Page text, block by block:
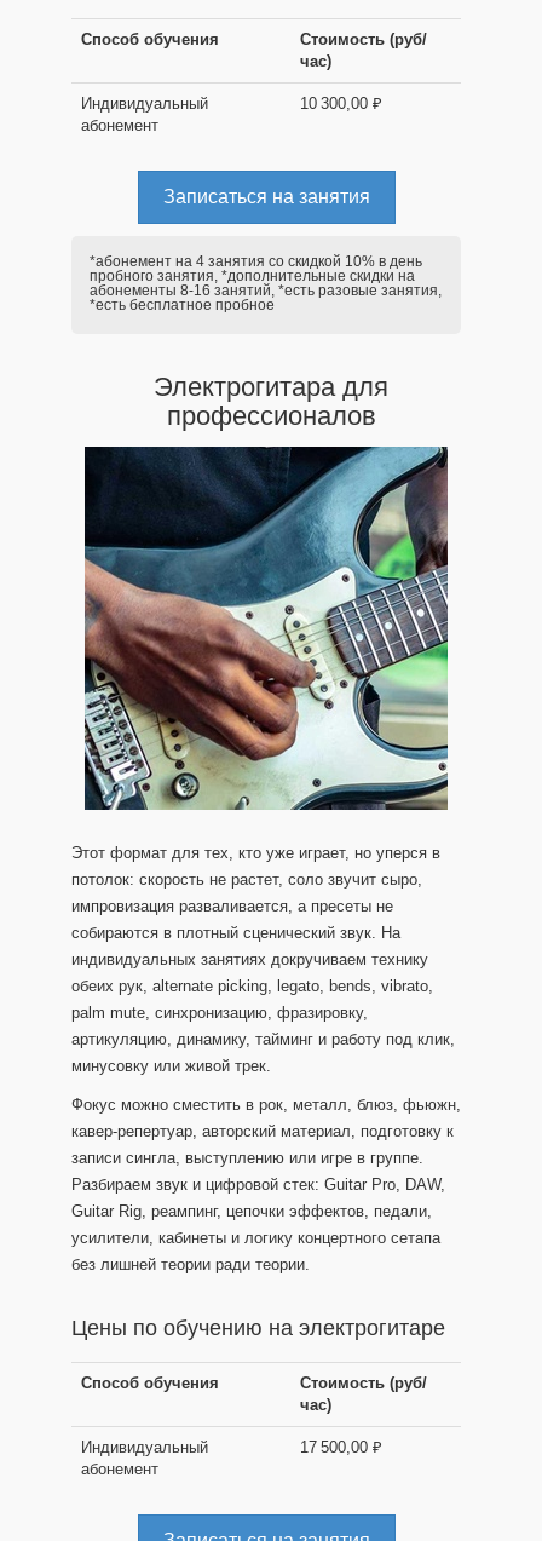
Способ обучения
Стоимость (руб/
час)
Индивидуальный
абонемент
10 300,00 ₽
Записаться на занятия
*абонемент на 4 занятия со скидкой 10% в день
пробного занятия, *дополнительные скидки на
абонементы 8-16 занятий, *есть разовые занятия,
*есть бесплатное пробное
Электрогитара для
профессионалов
Этот формат для тех, кто уже играет, но уперся в
потолок: скорость не растет, соло звучит сыро,
импровизация разваливается, а пресеты не
собираются в плотный сценический звук. На
индивидуальных занятиях докручиваем технику
обеих рук, alternate picking, legato, bends, vibrato,
palm mute, синхронизацию, фразировку,
артикуляцию, динамику, тайминг и работу под клик,
минусовку или живой трек.
Фокус можно сместить в рок, металл, блюз, фьюжн,
кавер-репертуар, авторский материал, подготовку к
записи сингла, выступлению или игре в группе.
Разбираем звук и цифровой стек: Guitar Pro, DAW,
Guitar Rig, реампинг, цепочки эффектов, педали,
усилители, кабинеты и логику концертного сетапа
без лишней теории ради теории.
Цены по обучению на электрогитаре
Способ обучения
Стоимость (руб/
час)
Индивидуальный
абонемент
17 500,00 ₽